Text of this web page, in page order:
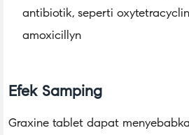
antibiotik, seperti
amoxicillyn
Efek Samping
Graxine tablet dapat